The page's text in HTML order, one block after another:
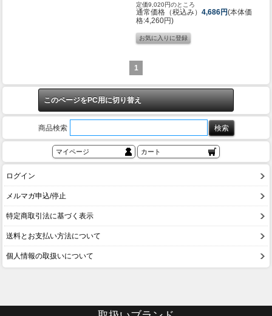
定価9,020円のところ
通常価格（税込み） 4,686円(本体価
格:4,260円)
1
このページをPC用に切り替え
商品検索
マイページ カート
ログイン
メルマガ申込/停止
特定商取引法に基づく表示
送料とお支払い方法について
個人情報の取扱いについて